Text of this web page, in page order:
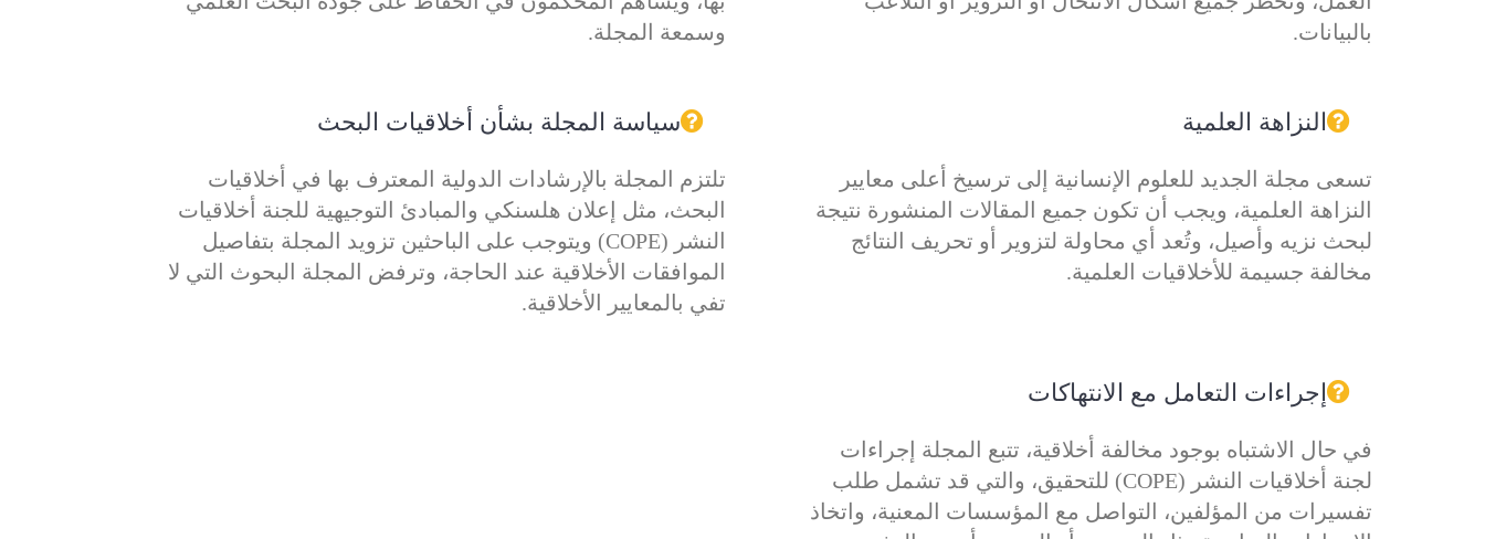
وسمعة المجلة.
بالبيانات.
سياسة المجلة بشأن أخلاقيات البحث
تلتزم المجلة بالإرشادات الدولية المعترف بها في أخلاقيات
البحث، مثل إعلان هلسنكي والمبادئ التوجيهية للجنة أخلاقيات
النشر (COPE) ويتوجب على الباحثين تزويد المجلة بتفاصيل
الموافقات الأخلاقية عند الحاجة، وترفض المجلة البحوث التي لا
تفي بالمعايير الأخلاقية.
النزاهة العلمية
تسعى مجلة الجديد للعلوم الإنسانية إلى ترسيخ أعلى معايير
النزاهة العلمية، ويجب أن تكون جميع المقالات المنشورة نتيجة
لبحث نزيه وأصيل، وتُعد أي محاولة لتزوير أو تحريف النتائج
مخالفة جسيمة للأخلاقيات العلمية.
إجراءات التعامل مع الانتهاكات
في حال الاشتباه بوجود مخالفة أخلاقية، تتبع المجلة إجراءات
لجنة أخلاقيات النشر (COPE) للتحقيق، والتي قد تشمل طلب
تفسيرات من المؤلفين، التواصل مع المؤسسات المعنية، واتخاذ